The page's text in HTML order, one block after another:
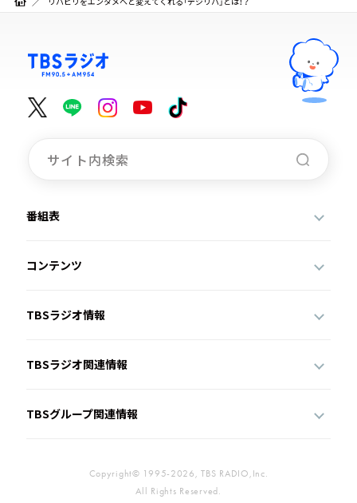
番組表
コンテンツ
TBSラジオ情報
TBSラジオ関連情報
TBSグループ関連情報
Copyright© 1995-2026, TBS RADIO,Inc.
All Rights Reserved.